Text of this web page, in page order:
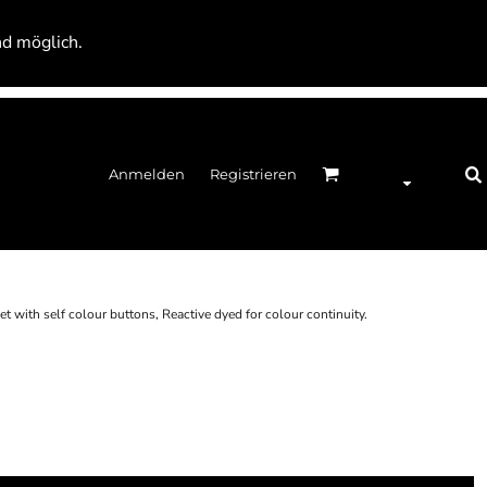
möglich.
Anmelden Registrieren
with self colour buttons, Reactive dyed for colour continuity.